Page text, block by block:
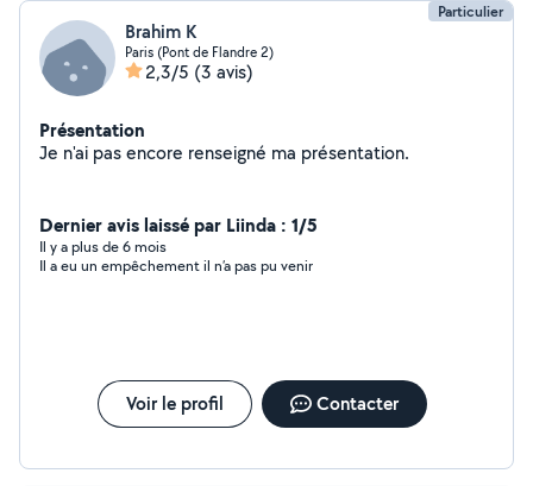
Particulier
Brahim K
Paris (Pont de Flandre 2)
2,3/5 (3 avis)
Présentation
Je n'ai pas encore renseigné ma présentation.
Dernier avis laissé par Liinda : 1/5
Il y a plus de 6 mois
Il a eu un empêchement il n’a pas pu venir
Voir le profil Contacter